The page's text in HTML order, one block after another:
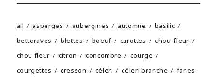
ail asperges aubergines automne
basilic
betteraves
blettes boeuf carottes
chou-fleur
chou fleur
citron concombre
courge
courgettes
cresson céleri céleri branche fanes